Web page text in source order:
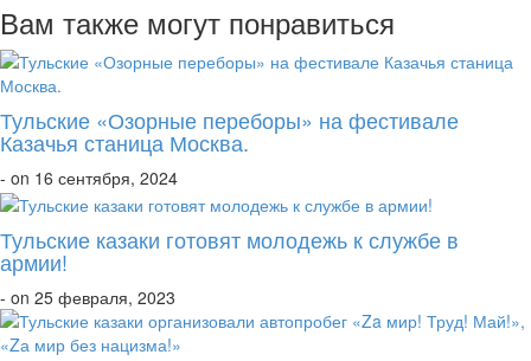
Вам также могут понравиться
Тульские «Озорные переборы» на фестивале
Казачья станица Москва.
- on 16 сентября, 2024
Тульские казаки готовят молодежь к службе в
армии!
- on 25 февраля, 2023